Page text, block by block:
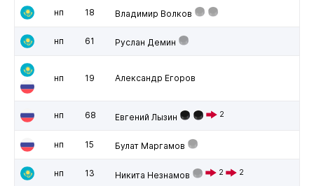
нп 18 Владимир Волков
нп 61 Руслан Демин
нп 19 Александр Егоров
нп 68 Евгений Лызин 2
нп 15 Булат Маргамов
нп 13 Никита Незнамов 2 2